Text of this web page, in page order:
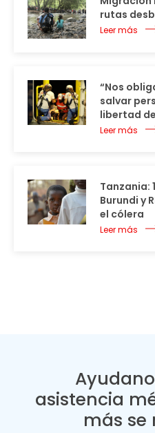
rutas
Leer más
“Nos
salvar
libertad
Leer más
Tanzania:
Burundi y
el cólera
Leer más
asistencia
más se